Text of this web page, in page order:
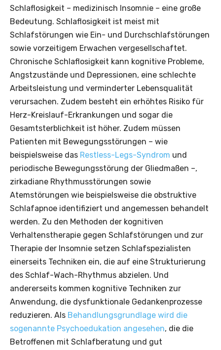
Schlaflosigkeit – medizinisch Insomnie – eine große
Bedeutung. Schlaflosigkeit ist meist mit
Schlafstörungen wie Ein- und Durchschlafstörungen
sowie vorzeitigem Erwachen vergesellschaftet.
Chronische Schlaflosigkeit kann kognitive Probleme,
Angstzustände und Depressionen, eine schlechte
Arbeitsleistung und verminderter Lebensqualität
verursachen. Zudem besteht ein erhöhtes Risiko für
Herz-Kreislauf-Erkrankungen und sogar die
Gesamtsterblichkeit ist höher. Zudem müssen
Patienten mit Bewegungsstörungen – wie
beispielsweise das Restless-Legs-Syndrom und
periodische Bewegungsstörung der Gliedmaßen –,
zirkadiane Rhythmusstörungen sowie
Atemstörungen wie beispielsweise die obstruktive
Schlafapnoe identifiziert und angemessen behandelt
werden. Zu den Methoden der kognitiven
Verhaltenstherapie gegen Schlafstörungen und zur
Therapie der Insomnie setzen Schlafspezialisten
einerseits Techniken ein, die auf eine Strukturierung
des Schlaf-Wach-Rhythmus abzielen. Und
andererseits kommen kognitive Techniken zur
Anwendung, die dysfunktionale Gedankenprozesse
reduzieren. Als Behandlungsgrundlage wird die
sogenannte Psychoedukation angesehen, die die
Betroffenen mit Schlafberatung und gut